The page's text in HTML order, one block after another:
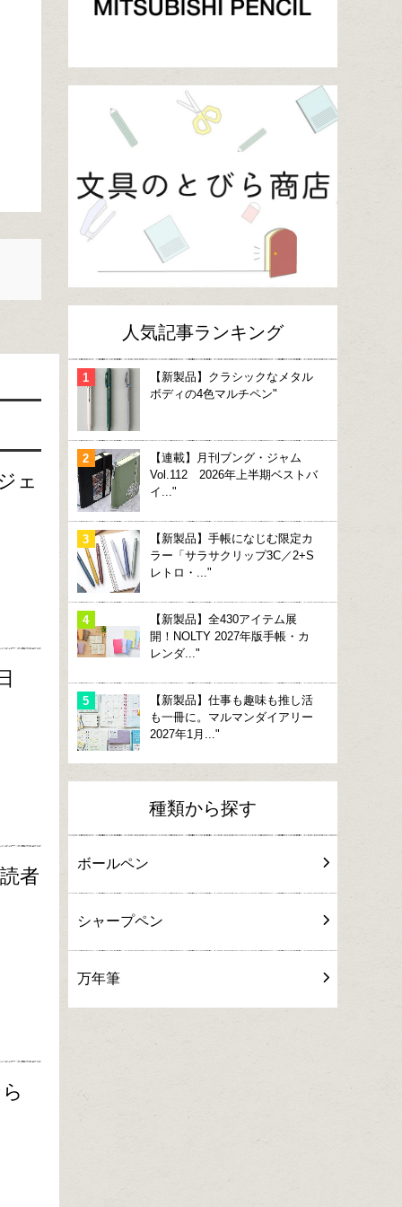
ェ
者
人気記事ランキング
【新製品】クラシックなメタル
ボディの4色マルチペン"
【連載】月刊ブング・ジャム
Vol.112 2026年上半期ベストバ
イ..."
【新製品】手帳になじむ限定カ
ラー「サラサクリップ3C／2+S
レトロ・..."
【新製品】全430アイテム展
開！NOLTY 2027年版手帳・カ
レンダ..."
【新製品】仕事も趣味も推し活
も一冊に。マルマンダイアリー
2027年1月..."
種類から探す
ボールペン
シャープペン
万年筆